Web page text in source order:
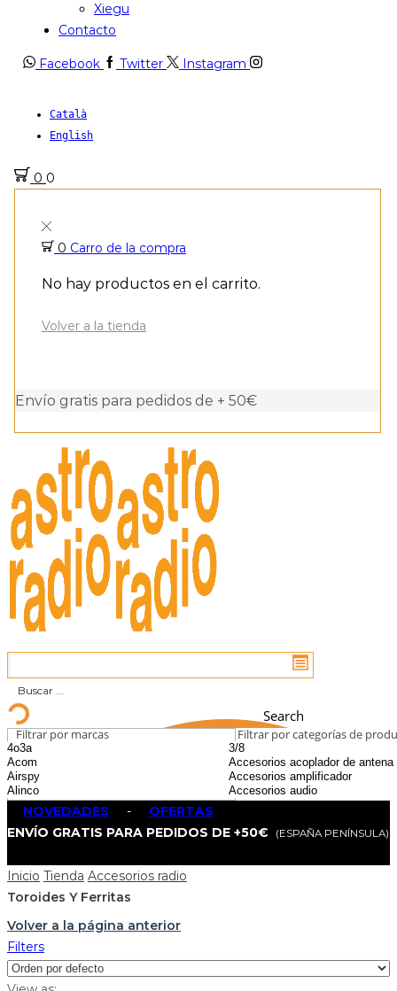
Xiegu
Contacto
Facebook Twitter Instagram
Català
English
0 0
0 Carro de la compra
No hay productos en el carrito.
Volver a la tienda
Envío gratis para pedidos de + 50€
Search
Filtrar por marcas Filtrar por categorías de
NOVEDADES - OFERTAS
ENVÍO GRATIS PARA PEDIDOS DE +50€
(ESPAÑA PENÍNSULA)
Inicio Tienda Accesorios radio
Toroides Y Ferritas
Volver a la página anterior
Filters